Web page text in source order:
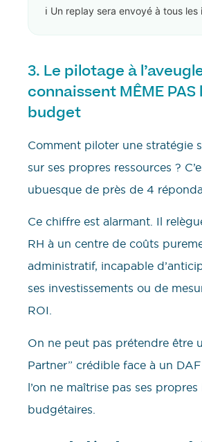
ℹ️ Un replay sera envoyé à tous les
3. Le pilotage à
connaissent MÊME PAS
budget
Comment piloter une stratégie
sur ses propres ressources ?
ubuesque de près de 4
Ce chiffre est alarmant. Il
RH à un centre de coûts
administratif, incapable
ses investissements ou de
ROI.
On ne peut pas prétendre être
Partner” crédible face à un
l’on ne maîtrise pas ses
budgétaires.